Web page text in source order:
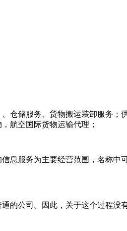
仓储服务、货物搬运装卸服务；
航空国际货物运输代理；
息服务为主要经营范围，名称中
的公司。因此，关于这个过程没